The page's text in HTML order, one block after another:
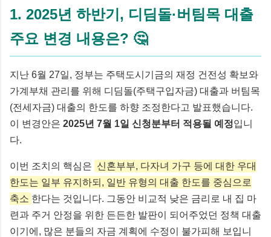
1. 2025년 하반기, 디딤돌·버팀목 대출
주요 변경 내용은? 🤔
지난 6월 27일, 정부는 주택도시기금의 재정 건전성 확보와
가계부채 관리를 위해 디딤돌(주택구입자금) 대출과 버팀목
(전세자금) 대출의 한도를 하향 조정한다고 발표했습니다.
이 변경안은 2025년 7월 1일 신청분부터 적용될 예정입니
다.
이번 조치의 핵심은 신혼부부, 다자녀 가구 등에 대한 우대
한도는 일부 유지하되, 일반 유형의 대출 한도를 중심으로
축소 한다는 것입니다. 그동안 비교적 낮은 금리로 내 집 마
련과 주거 안정을 위한 든든한 발판이 되어주었던 정책 대출
이기에, 많은 분들의 자금 계획에 수정이 불가피해 보입니